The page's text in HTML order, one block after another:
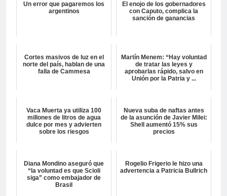
Un error que pagaremos los
argentinos
El enojo de los gobernadores
con Caputo, complica la
sanción de ganancias
Cortes masivos de luz en el
norte del país, hablan de una
falla de Cammesa
Martín Menem: “Hay voluntad
de tratar las leyes y
aprobarlas rápido, salvo en
Unión por la Patria y ...
Vaca Muerta ya utiliza 100
millones de litros de agua
dulce por mes y advierten
sobre los riesgos
Nueva suba de naftas antes
de la asunción de Javier Milei:
Shell aumentó 15% sus
precios
Diana Mondino aseguró que
“la voluntad es que Scioli
siga” como embajador de
Brasil
Rogelio Frigerio le hizo una
advertencia a Patricia Bullrich